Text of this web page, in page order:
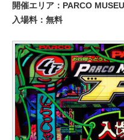
開催エリア：PARCO
入場料：無料